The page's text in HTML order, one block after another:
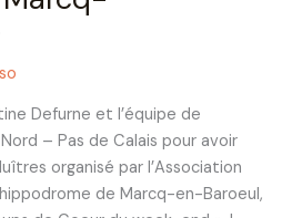
Defurne et l’équipe de
– Pas de Calais pour avoir
organisé par l’Association
de Marcq-en-Baroeul,